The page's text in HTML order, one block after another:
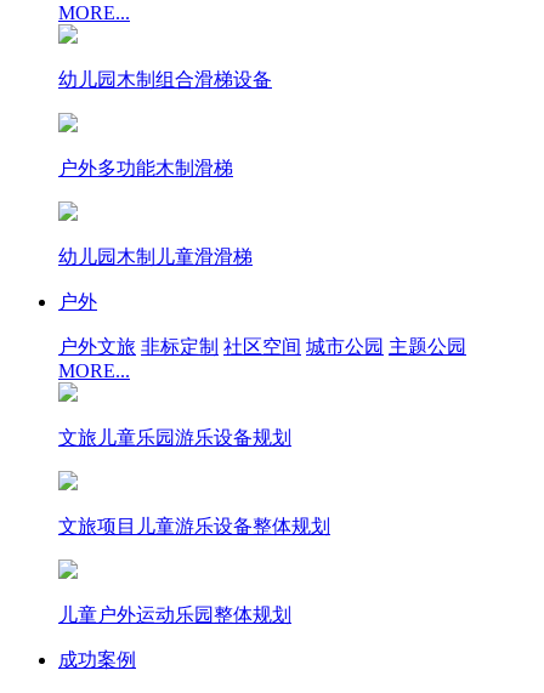
MORE...
幼儿园木制组合滑梯设备
户外多功能木制滑梯
幼儿园木制儿童滑滑梯
户外
户外文旅 非标定制 社区空间 城市公园 主题公园
MORE...
文旅儿童乐园游乐设备规划
文旅项目儿童游乐设备整体规划
儿童户外运动乐园整体规划
成功案例